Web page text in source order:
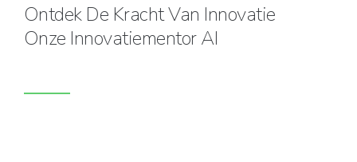
Ontdek De Kracht Van Innovatie
Onze Innovatiementor AI